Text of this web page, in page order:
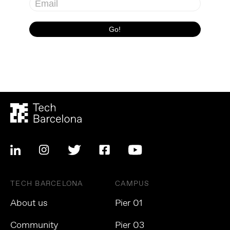
TECH BARCELONA
About us
Community
CAMPUS
Pier 01
Pier 03